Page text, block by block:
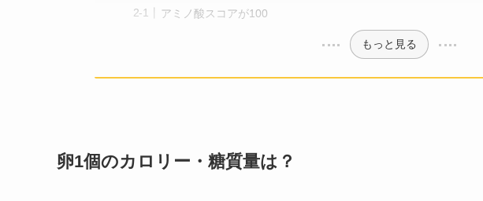
アミノ酸スコアが100
もっと見る
卵1個のカロリー・糖質量は？